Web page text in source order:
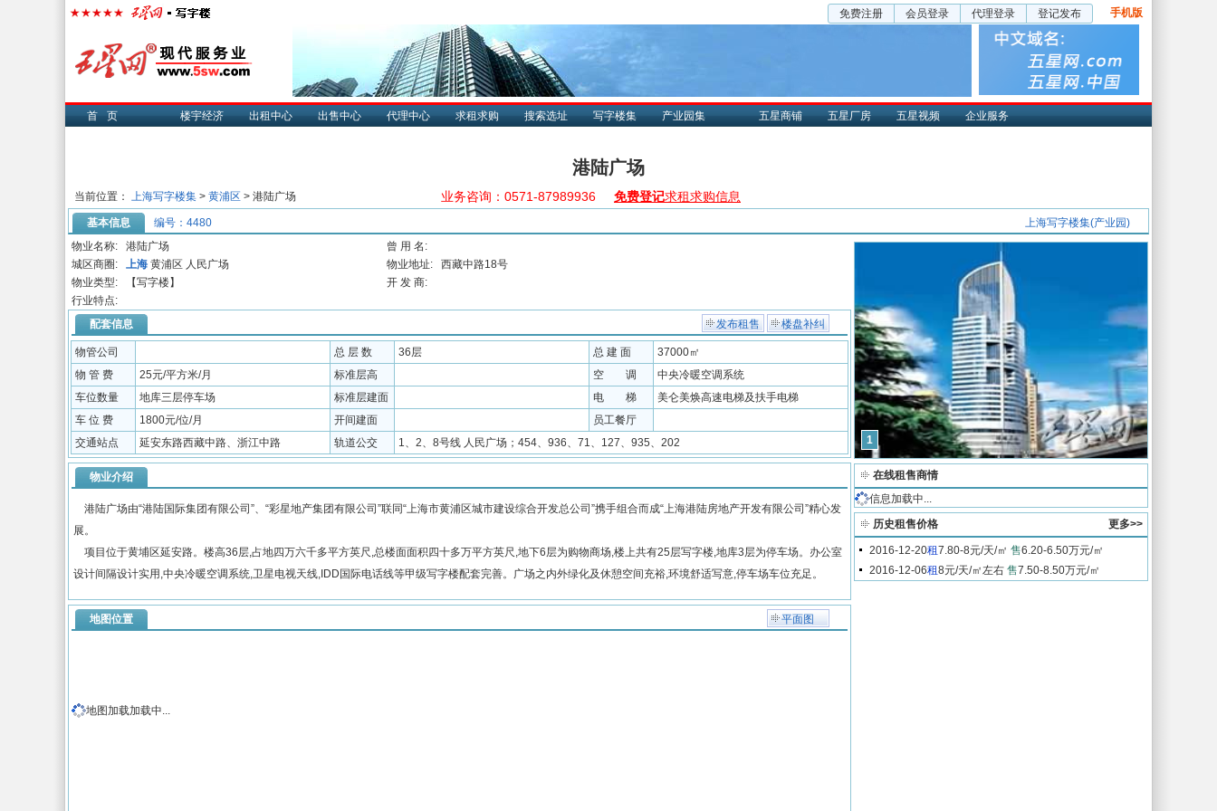
免费注册 会员登录 代理登录 登记发布 手机版
首页 楼宇经济 出租中心 出售中心 代理中心 求租求购 搜索选址 写字楼集 产业园集 五星商铺 五星厂房 五星视频 企业服务
港陆广场
当前位置： 上海写字楼集 > 黄浦区 > 港陆广场 业务咨询：0571-87989936 免费登记求租求购信息
基本信息 编号：4480
上海写字楼集(产业园)
物业名称:
港陆广场
曾 用 名:
城区商圈:
上海 黄浦区 人民广场 物业地址:
西藏中路18号
物业类型:
【写字楼】
开 发 商:
行业特点:
发布租售
楼盘补纠
配套信息
物管公司 总 层 数 36层 总 建 面
37000㎡
物 管 费
25元/平方米/月 标准层高 空 调
中央冷暖空调系统
车位数量
地库三层停车场 标准层建面 电 梯
美仑美焕高速电梯及扶手电梯
车 位 费
1800元/位/月 开间建面
员工餐厅
交通站点
延安东路西藏中路、浙江中路 轨道公交 1、2、8号线 人民广场；454、936、71、127、935、202
物业介绍
港陆广场由“港陆国际集团有限公司”、“彩星地产集团有限公司”联同“上海市黄浦区城市建设综合开发总公司”携手组合而成“上海港陆房地产开发有限公司”精心发
展。
项目位于黄埔区延安路。楼高36层,占地四万六千多平方英尺,总楼面面积四十多万平方英尺,地下6层为购物商场,楼上共有25层写字楼,地库3层为停车场。办公室
设计间隔设计实用,中央冷暖空调系统,卫星电视天线,IDD国际电话线等甲级写字楼配套完善。广场之内外绿化及休憩空间充裕,环境舒适写意,停车场车位充足。
平面图
地图位置
地图加载加载中...
1
在线租售商情
信息加载中...
历史租售价格
更多>>
2016-12-20租7.80-8元/天/㎡ 售6.20-6.50万元/㎡
2016-12-06租8元/天/㎡左右 售7.50-8.50万元/㎡